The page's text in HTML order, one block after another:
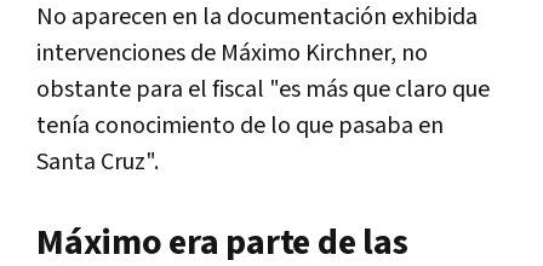
No aparecen en la documentación exhibida
intervenciones de Máximo Kirchner, no
obstante para el fiscal "es más que claro que
tenía conocimiento de lo que pasaba en
Santa Cruz".
Máximo era parte de las